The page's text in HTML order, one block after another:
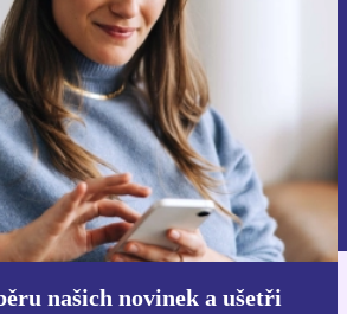
našich novinek a ušetři
nepromeškej žádnou nabídku.
Chci voucher
údajů najdeš v našich
údajů.
Stáhni si aplikaci refurbed